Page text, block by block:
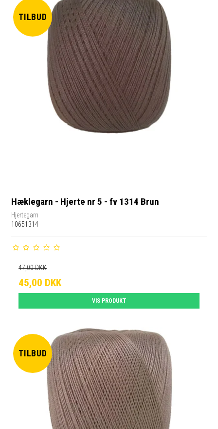
TILBUD
Hæklegarn - Hjerte nr 5 - fv 1314 Brun
Hjertegarn
10651314
47,00 DKK
45,00 DKK
VIS PRODUKT
TILBUD